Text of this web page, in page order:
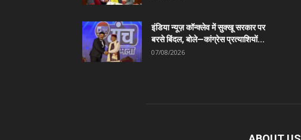
इंडिया न्यूज़ कॉन्क्लेव में सुक्खू सरकार पर
बरसे बिंदल, बोले—कांग्रेस प्रत्याशियों...
07/08/2026